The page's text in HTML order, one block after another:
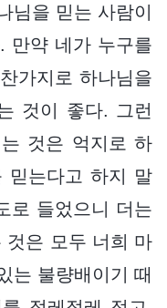
님을 믿는 사람이
만약 네가 누구를
가지로 하나님을
것이 좋다. 그런
것은 억지로 하
믿는다고 하지 말
로 들었으니 더는
것은 모두 너희 마
는 불량배이기 때